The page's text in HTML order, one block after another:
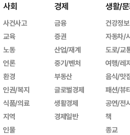
사회
사건사고
교육
노동
언론
환경
인권/복지
식품/의료
지역
인물
경제
금융
증권
산업/재계
중기/벤처
부동산
글로벌경제
생활경제
경제일반
생활/
건강정보
자동차/
도로/교
여행/레
음식/맛
패션/뷰
공연/전
책
종교